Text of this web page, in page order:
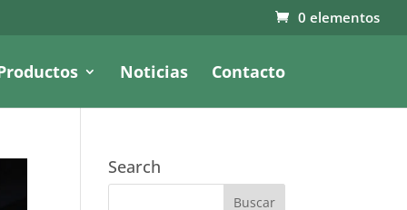
0 elementos
Noticias Contacto
Search